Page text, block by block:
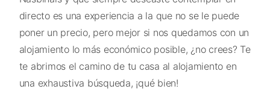
directo es una experiencia a la que no se le puede
poner un precio, pero mejor si nos quedamos con un
alojamiento lo más económico posible, ¿no crees? Te
te abrimos el camino de tu casa al alojamiento en
una exhaustiva búsqueda, ¡qué bien!